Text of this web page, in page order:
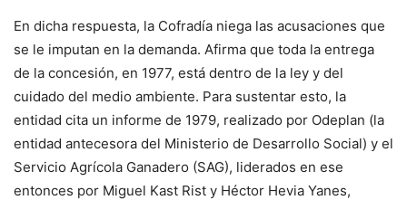
En dicha respuesta, la Cofradía niega las acusaciones que
se le imputan en la demanda. Afirma que toda la entrega
de la concesión, en 1977, está dentro de la ley y del
cuidado del medio ambiente. Para sustentar esto, la
entidad cita un informe de 1979, realizado por Odeplan (la
entidad antecesora del Ministerio de Desarrollo Social) y el
Servicio Agrícola Ganadero (SAG), liderados en ese
entonces por Miguel Kast Rist y Héctor Hevia Yanes,